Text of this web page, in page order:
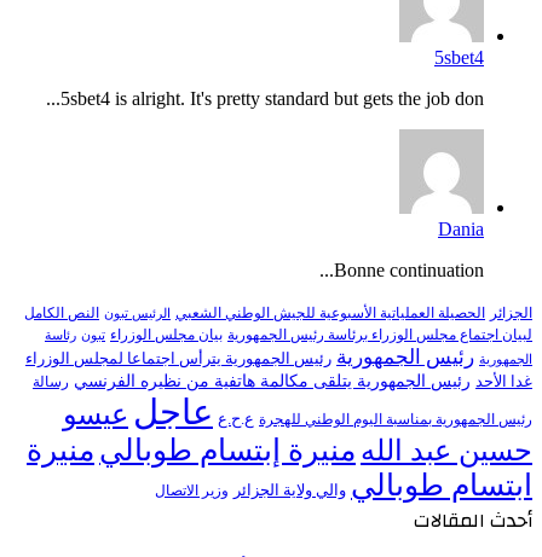
5sbet4
5sbet4 is alright. It's pretty standard but gets the job don...
Dania
Bonne continuation...
الجزائر الحصيلة العملياتية الأسبوعية للجيش الوطني الشعبي الرئيس تبون النص الكامل
لبيان اجتماع مجلس الوزراء برئاسة رئيس الجمهورية بيان مجلس الوزراء تبون رئاسة
الجمهورية رئيس الجمهورية رئيس الجمهورية يترأس اجتماعا لمجلس الوزراء
غدا الأحد رئيس الجمهورية يتلقى مكالمة هاتفية من نظيره الفرنسي رسالة
رئيس الجمهورية بمناسبة اليوم الوطني للهجرة ع.ح.ع عاجل عيسو
حسين عبد الله منيرة إبتسام طوبالي منيرة
ابتسام طوبالي والي ولاية الجزائر وزير الاتصال
أحدث المقالات